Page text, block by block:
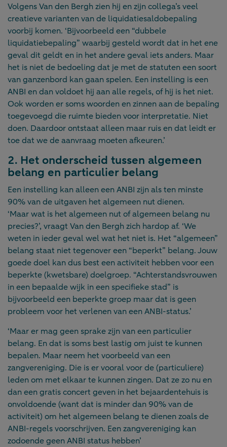
Volgens Van den Bergh zien hij en zijn collega’s veel
creatieve varianten van de liquidatiesaldobepaling
voorbij komen. ‘Bijvoorbeeld een “dubbele
liquidatiebepaling” waarbij gesteld wordt dat in het ene
geval dit geldt en in het andere geval iets anders. Maar
het is niet de bedoeling dat je met de statuten een soort
van ganzenbord kan gaan spelen. Een instelling is een
ANBI en dan voldoet hij aan alle regels, of hij is het niet.
Ook worden er soms woorden en zinnen aan de bepaling
toegevoegd die ruimte bieden voor interpretatie. Niet
doen. Daardoor ontstaat alleen maar ruis en dat leidt er
toe dat we de aanvraag moeten afkeuren.’
2. Het onderscheid tussen algemeen
belang en particulier belang
Een instelling kan alleen een ANBI zijn als ten minste
90% van de uitgaven het algemeen nut dienen.
‘Maar wat is het algemeen nut of algemeen belang nu
precies?’, vraagt Van den Bergh zich hardop af. ‘We
weten in ieder geval wel wat het niet is. Het “algemeen”
belang staat niet tegenover een “beperkt” belang. Jouw
goede doel kan dus best een activiteit hebben voor een
beperkte (kwetsbare) doelgroep. “Achterstandsvrouwen
in een bepaalde wijk in een specifieke stad” is
bijvoorbeeld een beperkte groep maar dat is geen
probleem voor het verlenen van een ANBI-status.’
‘Maar er mag geen sprake zijn van een particulier
belang. En dat is soms best lastig om juist te kunnen
bepalen. Maar neem het voorbeeld van een
zangvereniging. Die is er vooral voor de (particuliere)
leden om met elkaar te kunnen zingen. Dat ze zo nu en
dan een gratis concert geven in het bejaardentehuis is
onvoldoende (want dat is minder dan 90% van de
activiteit) om het algemeen belang te dienen zoals de
ANBI-regels voorschrijven. Een zangvereniging kan
zodoende geen ANBI status hebben’